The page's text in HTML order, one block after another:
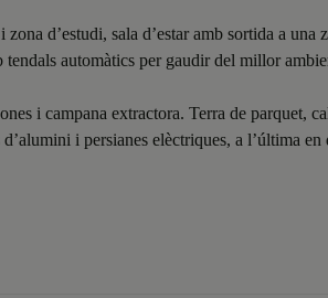
d’estudi, sala d’estar amb sortida a una
tendals automàtics per gaudir del millor
i campana extractora. Terra de parquet,
i persianes elèctriques, a l’última